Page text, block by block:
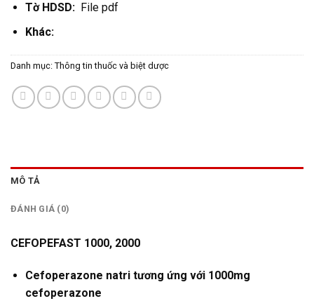
Tờ HDSD: File pdf
Khác:
Danh mục: Thông tin thuốc và biệt dược
MÔ TẢ
ĐÁNH GIÁ (0)
CEFOPEFAST 1000, 2000
Cefoperazone natri tương ứng với 1000mg
cefoperazone